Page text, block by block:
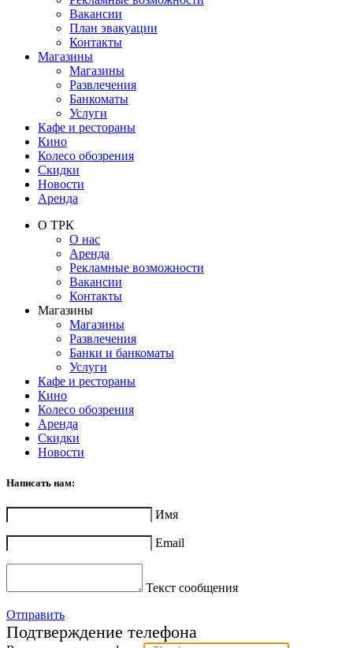
Вакансии
План эвакуации
Контакты
Магазины
Магазины
Развлечения
Банкоматы
Услуги
Кафе и рестораны
Кино
Колесо обозрения
Скидки
Новости
Аренда
О ТРК
О нас
Аренда
Рекламные возможности
Вакансии
Контакты
Магазины
Магазины
Развлечения
Банки и банкоматы
Услуги
Кафе и рестораны
Кино
Колесо обозрения
Аренда
Скидки
Новости
Написать нам:
Имя
Email
Текст сообщения
Отправить
Подтверждение телефона